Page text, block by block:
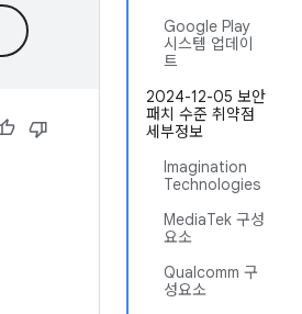
Google Play
시스템 업데이
트
2024-12-05 보안
패치 수준 취약점
세부정보
Imagination
Technologies
MediaTek 구성
요소
Qualcomm 구
성요소